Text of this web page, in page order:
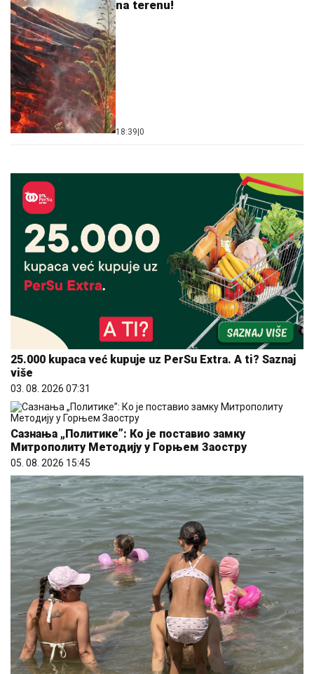
na terenu!
18:39 0
25.000 kupaca već kupuje uz PerSu Extra. A ti? Saznaj
više
03. 08. 2026 07:31
Сазнања „Политике”: Ко је поставио замку
Митрополиту Методију у Горњем Заостру
05. 08. 2026 15:45